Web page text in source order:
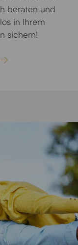
beraten und
in Ihrem
sichern!